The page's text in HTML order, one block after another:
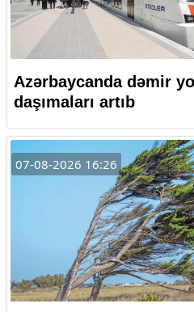
Azərbaycanda dəmir
daşımaları artıb
07-08-2026 16:26